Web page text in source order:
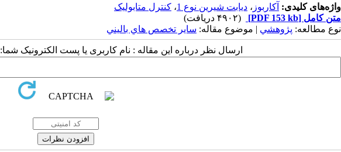
واژه‌های کلیدی: آکاربوز ، دیابت شیرین نوع 1 ، کنترل متابولیک
متن کامل [PDF 153 kb]
(۴۹۰۲ دریافت)
نوع مطالعه: پژوهشي | موضوع مقاله: سایر تخصص هاي باليني
ارسال نظر درباره این مقاله : نام کاربری یا پست الکترونیک شما: